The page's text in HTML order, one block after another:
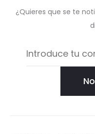
¿Quieres que se te